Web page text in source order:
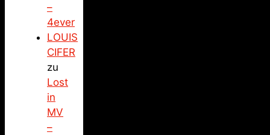
–
4ever
LOUIS
CIFER
zu
Lost
in
MV
–